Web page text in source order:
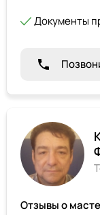
Документы
Отзывы о